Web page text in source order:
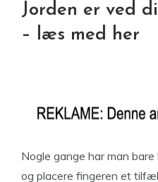
Jorden er ved
– læs med her
Nogle gange har man
og placere fingeren et